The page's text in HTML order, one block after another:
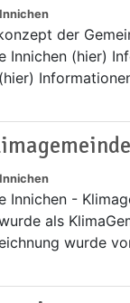
der
Innichen (hier)
Innichen -
als
wurde